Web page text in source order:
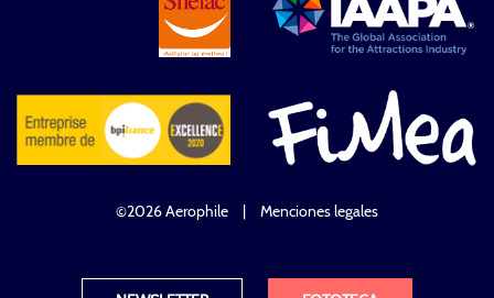
©2026 Aerophile | Menciones legales